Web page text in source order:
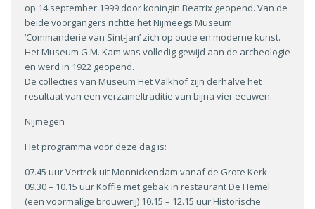
op 14 september 1999 door koningin Beatrix geopend. Van de
beide voorgangers richtte het Nijmeegs Museum
‘Commanderie van Sint-Jan’ zich op oude en moderne kunst.
Het Museum G.M. Kam was volledig gewijd aan de archeologie
en werd in 1922 geopend.
De collecties van Museum Het Valkhof zijn derhalve het
resultaat van een verzameltraditie van bijna vier eeuwen.
Nijmegen
Het programma voor deze dag is:
07.45 uur Vertrek uit Monnickendam vanaf de Grote Kerk
09.30 – 10.15 uur Koffie met gebak in restaurant De Hemel
(een voormalige brouwerij) 10.15 – 12.15 uur Historische